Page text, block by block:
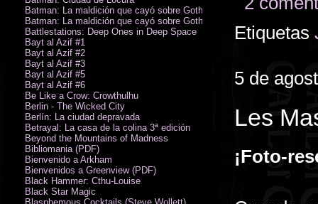
Etiquetas
5 de
Les
¡Foto-
Batman: La maldición que cayó sobre Gotham
Batman: La maldición que cayó sobre Gotham
Battlestations: Deep Ones in Deep Space
Bayt al Azif #1
Bayt al Azif #2
Bayt al Azif #3
Bayt al Azif #5
Bayt al Azif #6
Be Like a Crow: Crowthulhu
Berlin - The Wicked City
Berlín: La ciudad depravada
Betrayal: La casa de la colina 3ª edición
Beyond the Mountains of Madness
Bibliomania (PDF)
Bienvenido a Arkham
Bienvenidos a Greenview (PDF)
Black Hammer: Cthu-Louise
Black Star Magic